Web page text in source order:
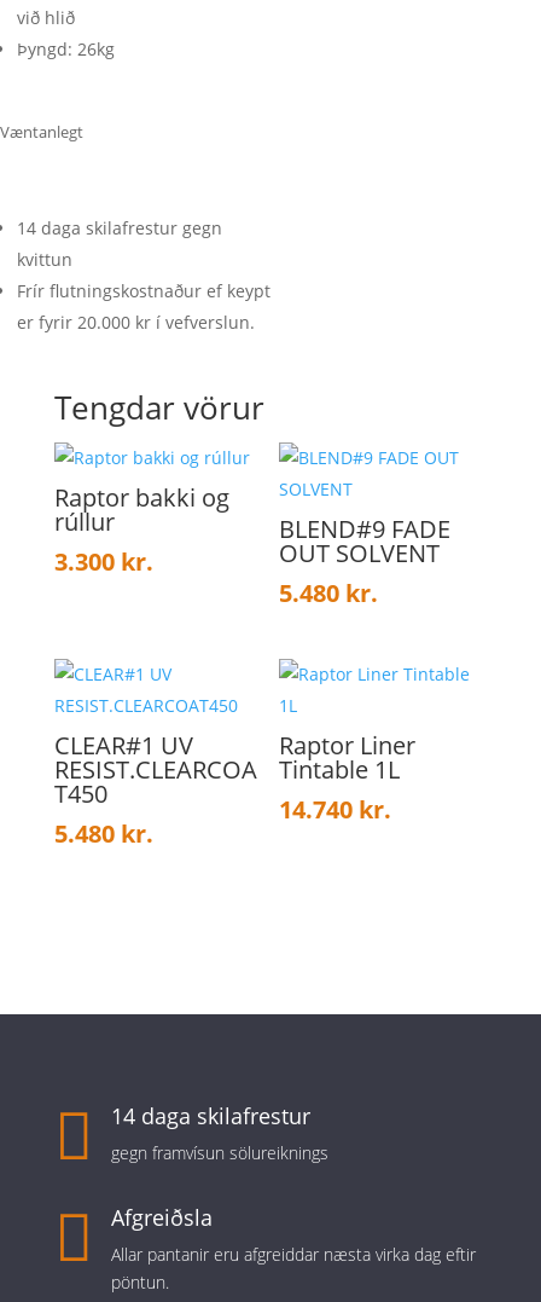
við hlið
Þyngd: 26kg
Væntanlegt
14 daga skilafrestur gegn
kvittun
Frír flutningskostnaður ef keypt
er fyrir 20.000 kr í vefverslun.
Tengdar vörur
Raptor bakki og
rúllur
3.300 kr.
BLEND#9 FADE
OUT SOLVENT
5.480 kr.
CLEAR#1 UV
RESIST.CLEARCOA
T450
5.480 kr.
Raptor Liner
Tintable 1L
14.740 kr.
 14 daga skilafrestur
gegn framvísun sölureiknings
 Afgreiðsla
Allar pantanir eru afgreiddar næsta virka dag eftir
pöntun.